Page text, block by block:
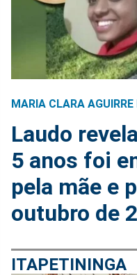
MARIA CLARA
Laudo
5 anos foi
pela mãe e
outubro de
ITAPETININGA